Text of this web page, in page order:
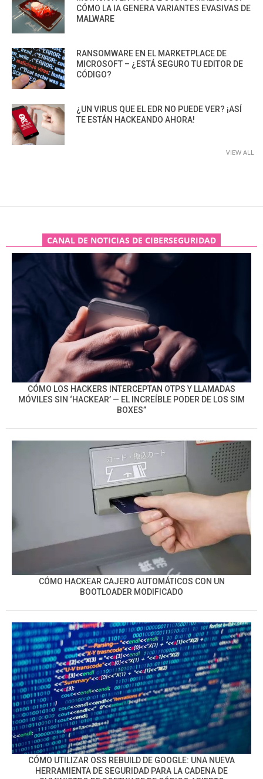
CÓMO LA IA GENERA VARIANTES EVASIVAS DE
MALWARE
RANSOMWARE EN EL MARKETPLACE DE
MICROSOFT – ¿ESTÁ SEGURO TU EDITOR DE
CÓDIGO?
¿UN VIRUS QUE EL EDR NO PUEDE VER? ¡ASÍ
TE ESTÁN HACKEANDO AHORA!
VIEW ALL
CANAL DE NOTICIAS DE CIBERSEGURIDAD
CÓMO LOS HACKERS INTERCEPTAN OTPS Y LLAMADAS
MÓVILES SIN ‘HACKEAR’ — EL INCREÍBLE PODER DE LOS SIM
BOXES”
CÓMO HACKEAR CAJERO AUTOMÁTICOS CON UN
BOOTLOADER MODIFICADO
CÓMO UTILIZAR OSS REBUILD DE GOOGLE: UNA NUEVA
HERRAMIENTA DE SEGURIDAD PARA LA CADENA DE